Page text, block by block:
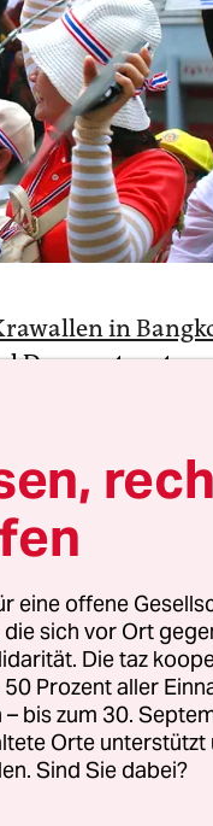
in
Demonstranten
am Morgen zu
in dem
Blockade ihres
Sie belagerten
örtlichen Medien
an den
und
und vier
verletzt
eine offene
sich vor Ort
Die taz
Prozent aller
– bis zum 30.
Orte
Sind Sie dabei?